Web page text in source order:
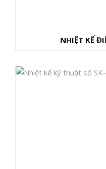
NHIỆT KẾ